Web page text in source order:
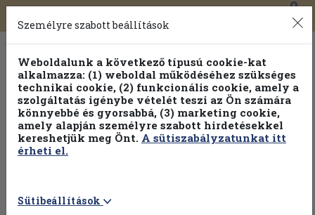
Toggle
navigation
0
Válogasson több mint 1.000.000 kiadványunk közül
100% kedvezménnyel!
Személyre szabott beállítások
Weboldalunk a következő típusú cookie-kat
alkalmazza: (1) weboldal működéséhez szükséges
technikai cookie, (2) funkcionális cookie, amely a
szolgáltatás igénybe vételét teszi az Ön számára
könnyebbé és gyorsabbá, (3) marketing cookie,
amely alapján személyre szabott hirdetésekkel
kereshetjük meg Önt. A sütiszabályzatunkat itt
érheti el.
Sütibeállítások